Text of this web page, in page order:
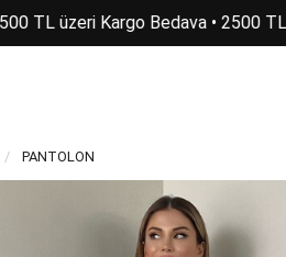
TL üzeri Kargo Bedava • 2500
PANTOLON